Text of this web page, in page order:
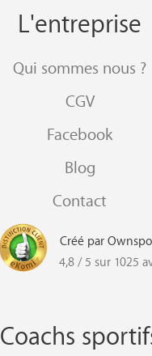
L'entreprise
Qui sommes nous ?
CGV
Facebook
Blog
Contact
Créé par
4,8 / 5 sur 1025
Coachs